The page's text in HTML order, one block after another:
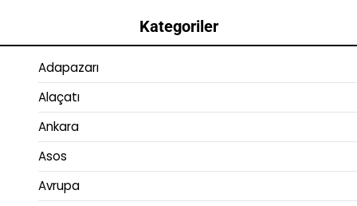
Kategoriler
Adapazarı
Alaçatı
Ankara
Asos
Avrupa